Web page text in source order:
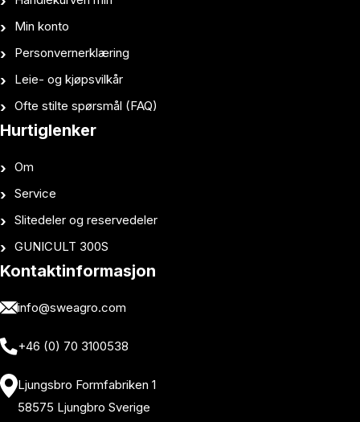
Min konto
Personvernerklæring
Leie- og kjøpsvilkår
Ofte stilte spørsmål (FAQ)
Hurtiglenker
Om
Service
Slitedeler og reservedeler
GUNICULT 300S
Kontaktinformasjon
info@sweagro.com
+46 (0) 70 3100538
Ljungsbro Formfabriken 1
58575 Ljungbro Sverige